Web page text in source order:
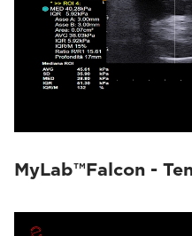
MyLab™Falcon -